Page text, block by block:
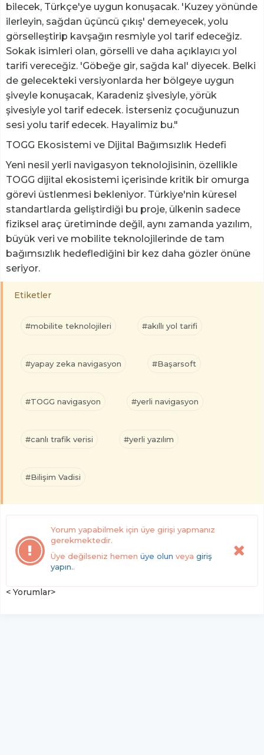
bilecek, Türkçe'ye uygun konuşacak. 'Kuzey yönünde
ilerleyin, sağdan üçüncü çıkış' demeyecek, yolu
görselleştirip kavşağın resmiyle yol tarif edeceğiz.
Sokak isimleri olan, görselli ve daha açıklayıcı yol
tarifi vereceğiz. 'Göbeğe gir, sağda kal' diyecek. Belki
de gelecekteki versiyonlarda her bölgeye uygun
şiveyle konuşacak, Karadeniz şivesiyle, yörük
şivesiyle yol tarif edecek. İsterseniz çocuğunuzun
sesi yolu tarif edecek. Hayalimiz bu."
TOGG Ekosistemi ve Dijital Bağımsızlık Hedefi
Yeni nesil yerli navigasyon teknolojisinin, özellikle
TOGG dijital ekosistemi içerisinde kritik bir omurga
görevi üstlenmesi bekleniyor. Türkiye'nin küresel
standartlarda geliştirdiği bu proje, ülkenin sadece
fiziksel araç üretiminde değil, aynı zamanda yazılım,
büyük veri ve mobilite teknolojilerinde de tam
bağımsızlık hedeflediğini bir kez daha gözler önüne
seriyor.
Etiketler
#mobilite teknolojileri #akıllı yol tarifi
#yapay zeka navigasyon #Başarsoft
#TOGG navigasyon #yerli navigasyon
#canlı trafik verisi #yerli yazılım
#Bilişim Vadisi
Yorum yapabilmek için üye girişi yapmanız
gerekmektedir.
Üye değilseniz hemen üye olun veya giriş
yapın..
< Yorumlar>